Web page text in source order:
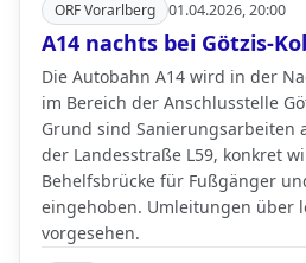
ORF Vorarlberg 01.04.2026, 20:00
A14 nachts bei Götzis-
Die Autobahn A14 wird in der
im Bereich der Anschlusstelle
Grund sind Sanierungsarbeiten
der Landesstraße L59, konkret
Behelfsbrücke für Fußgänger
eingehoben. Umleitungen über
vorgesehen.